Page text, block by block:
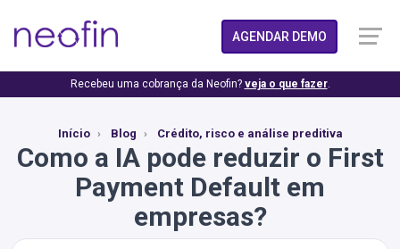
AGENDAR DEMO
Recebeu uma cobrança da Neofin? veja o que fazer.
Início Blog Crédito, risco e análise preditiva
Como a IA pode reduzir o First
Payment Default em
empresas?